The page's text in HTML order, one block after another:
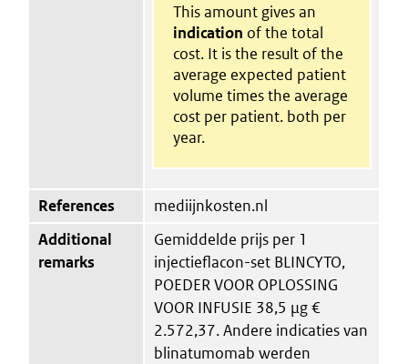
This amount gives an
indication of the total
cost. It is the result of the
average expected patient
volume times the average
cost per patient. both per
year.
References
mediijnkosten.nl
Additional
remarks
Gemiddelde prijs per 1
injectieflacon-set BLINCYTO,
POEDER VOOR OPLOSSING
VOOR INFUSIE 38,5 μg €
2.572,37. Andere indicaties van
blinatumomab werden